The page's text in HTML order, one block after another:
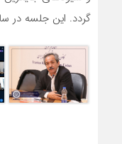
گردد. این جلسه در ساعت ۱۵ به